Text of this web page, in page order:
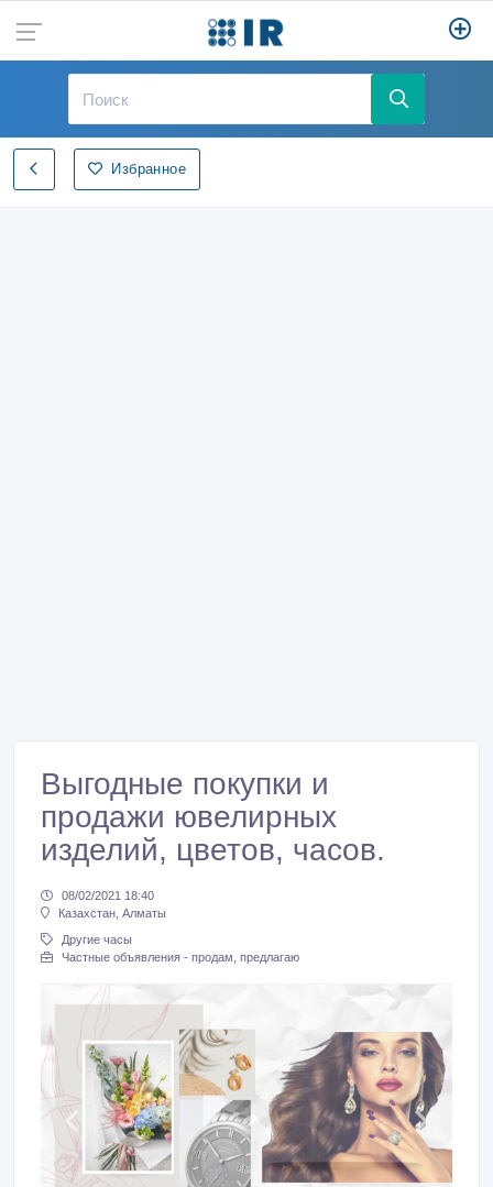
Избранное
Выгодные покупки и
продажи ювелирных
изделий, цветов, часов.
08/02/2021 18:40
Казахстан, Алматы
Другие часы
Частные объявления - продам, предлагаю